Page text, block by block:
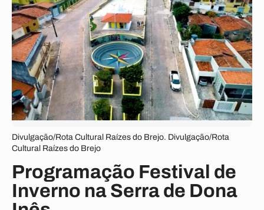
Divulgação/Rota Cultural Raízes do Brejo. Divulgação/Rota
Cultural Raízes do Brejo
Programação Festival de
Inverno na Serra de Dona